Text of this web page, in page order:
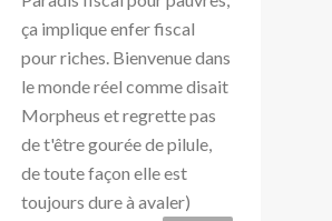
ça implique enfer fiscal
pour riches. Bienvenue dans
le monde réel comme disait
Morpheus et regrette pas
de t'être gourée de pilule,
de toute façon elle est
toujours dure à avaler)